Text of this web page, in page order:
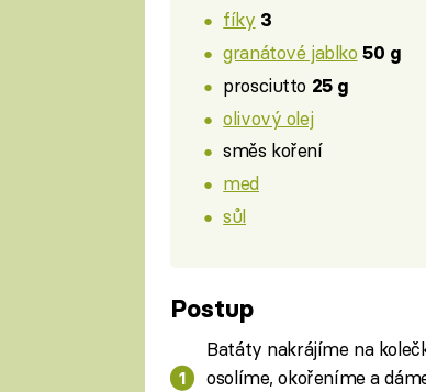
fíky 3
granátové jablko 50 g
prosciutto 25 g
olivový olej
směs koření
med
sůl
Postup
Batáty nakrájíme na
osolíme, okořeníme a